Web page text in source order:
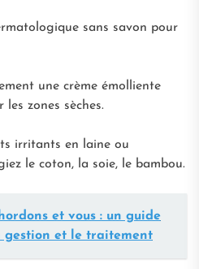
sans savon pour
une crème émolliente
zones sèches.
irritants en laine ou
le coton, la soie, le bambou.
et vous : un guide
gestion et le traitement